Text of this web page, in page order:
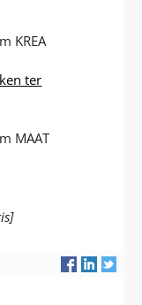
KREA
ter
MAAT